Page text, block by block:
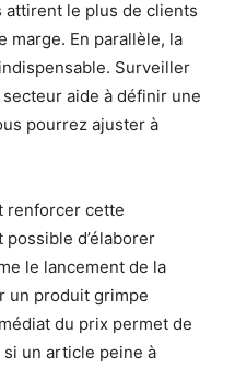
le plus de clients
marge. En parallèle, la
Surveiller
aide à définir une
pourrez ajuster à
renforcer cette
d’élaborer
le lancement de la
un produit grimpe
du prix permet de
si un article peine à